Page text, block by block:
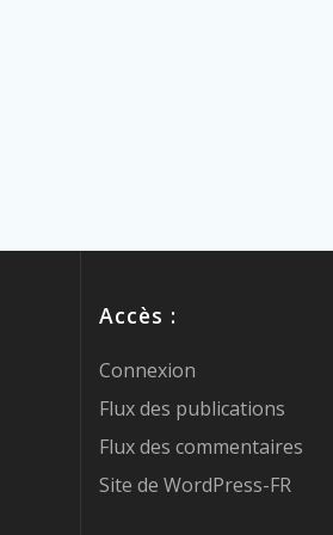
Accès :
Connexion
Flux des publications
Flux des commentaires
Site de WordPress-FR